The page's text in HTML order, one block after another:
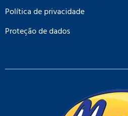
Política de privacidade
Proteção de dados